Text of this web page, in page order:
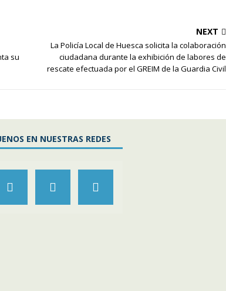
su
NEXT
La Policía Local de Huesca solicita la colaboración
ciudadana durante la exhibición de labores de
rescate efectuada por el GREIM de la Guardia Civil
EN NUESTRAS REDES